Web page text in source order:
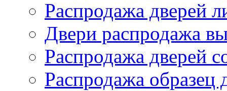
Распродажа дверей
Двери распродажа
Распродажа дверей
Распродажа образец